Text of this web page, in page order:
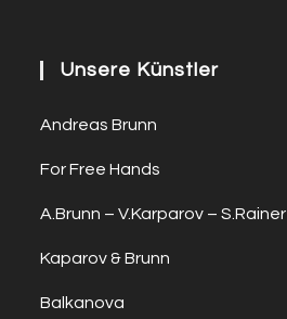
Unsere Künstler
Andreas Brunn
For Free Hands
A.Brunn – V.Karparov – S.Rainer
Kaparov & Brunn
Balkanova